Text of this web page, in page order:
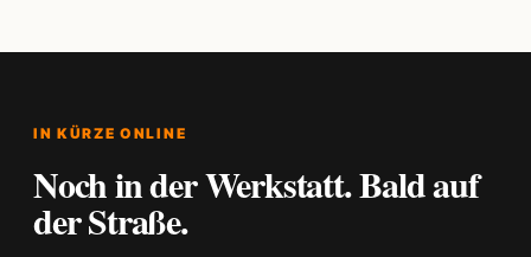
IN KÜRZE ONLINE
Noch in der Werkstatt. Bald auf
der Straße.